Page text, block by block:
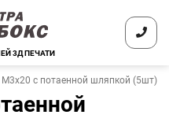
3Д ПЕЧАТИ
М3х20 с потаенной шляпкой (5шт)